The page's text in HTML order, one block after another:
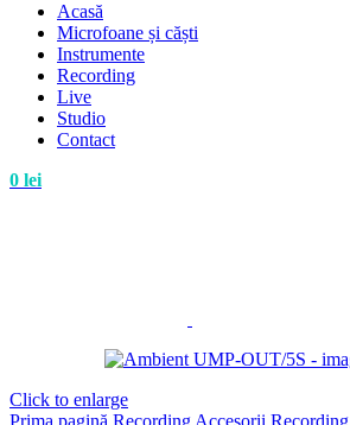
Acasă
Microfoane și căști
Instrumente
Recording
Live
Studio
Contact
0 lei
Click to enlarge
Prima pagină Recording Accesorii Recording